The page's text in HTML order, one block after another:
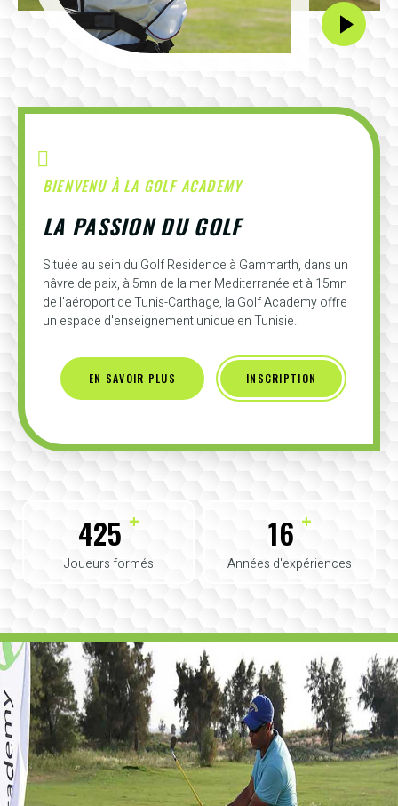
BIENVENU À LA GOLF ACADEMY
LA PASSION DU GOLF
Située au sein du Golf Residence à Gammarth, dans un
hâvre de paix, à 5mn de la mer Mediterranée et à 15mn
de l'aéroport de Tunis-Carthage, la Golf Academy offre
un espace d'enseignement unique en Tunisie.
EN SAVOIR PLUS INSCRIPTION
425 +
Joueurs formés
16 +
Années d'expériences